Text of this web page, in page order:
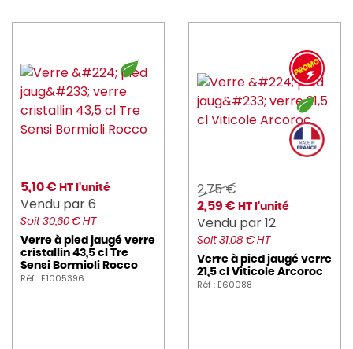
5,10 € HT l'unité
Vendu par 6
Soit 30,60 € HT
Verre à pied jaugé verre
cristallin 43,5 cl Tre
Sensi Bormioli Rocco
Réf : E1005396
2,75 €
2,59 € HT l'unité
Vendu par 12
Soit 31,08 € HT
Verre à pied jaugé verre
21,5 cl Viticole Arcoroc
Réf : E60088